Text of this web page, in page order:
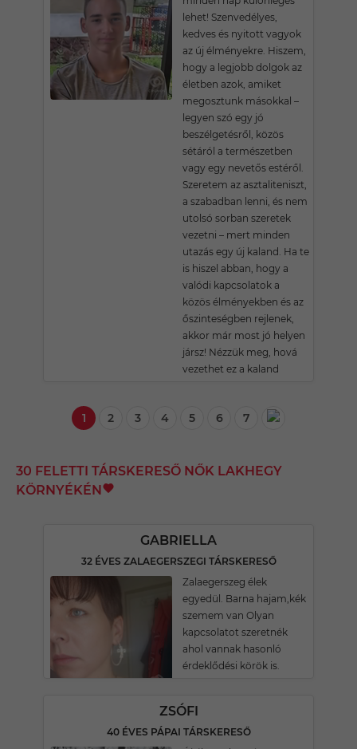
lehet! Szenvedélyes,
kedves és nyitott vagyok
az új élményekre. Hiszem,
hogy a legjobb dolgok az
életben azok, amiket
megosztunk másokkal –
legyen szó egy jó
beszélgetésről, közös
sétáról a természetben
vagy egy nevetős estéről.
Szeretem az asztaliteniszt,
a szabadban lenni, és nem
utolsó sorban szeretek
vezetni – mert minden
utazás egy új kaland. Ha te
is hiszel abban, hogy a
valódi kapcsolatok a
közös élményekben és az
őszinteségben rejlenek,
akkor már most jó helyen
jársz! Nézzük meg, hová
vezethet ez a kaland
1 2 3 4 5 6 7
30 FELETTI TÁRSKERESŐ NŐK LAKHEGY
KÖRNYÉKÉN
GABRIELLA
32 ÉVES ZALAEGERSZEGI TÁRSKERESŐ
Zalaegerszeg élek
egyedül. Barna hajam,kék
szemem van Olyan
kapcsolatot szeretnék
ahol vannak hasonló
érdeklődési körök is.
ZSÓFI
40 ÉVES PÁPAI TÁRSKERESŐ